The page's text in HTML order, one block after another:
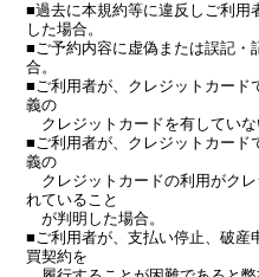
■過去に本規約等に違反しご利用
した場合。
■ご予約内容に虚偽または誤記・
合。
■ご利用者が、クレジットカード
義の
クレジットカードを有していな
■ご利用者が、クレジットカード
義の
クレジットカードの利用がク
れていること
が判明した場合。
■ご利用者が、支払い停止、破産
買契約を